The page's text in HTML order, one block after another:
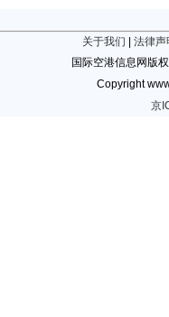
关于我们
法律声
国际空港信息网版
Copyright
京